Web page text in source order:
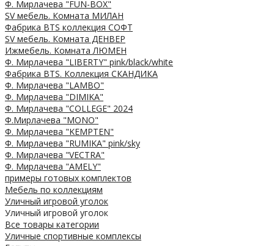
Ф. Мирлачева "FUN-BOX"
SV мебель. Комната МИЛАН
Фабрика BTS коллекция СОФТ
SV мебель. Комната ДЕНВЕР
Ижмебель. Комната ЛЮМЕН
Ф. Мирлачева "LIBERTY" pink/black/white
Фабрика BTS. Коллекция СКАНДИКА
Ф. Мирлачева "LAMBO"
Ф. Мирлачева "DIMIKA"
Ф. Мирлачева "COLLEGE" 2024
Ф.Мирлачева "MONO"
Ф. Мирлачева "KEMPTEN"
Ф. Мирлачева "RUMIKA" pink/sky
Ф. Мирлачева "VECTRA"
Ф. Мирлачева "AMELY"
примеры готовых комплектов
Мебель по коллекциям
Уличный игровой уголок
Уличный игровой уголок
Все товары категории
Уличные спортивные комплексы